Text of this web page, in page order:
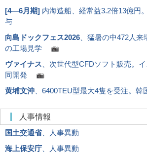
[4―6月期] 内海造船、経常益3.2倍13億円
与
向島ドックフェス2026 、猛暑の中472人
の工場見学
ヴァイナス 、次世代型CFDソフト販売。
同開発
黄埔文沖 、6400TEU型最大4隻を受注。
人事情報
国土交通省、人事異動
海上保安庁 、人事異動